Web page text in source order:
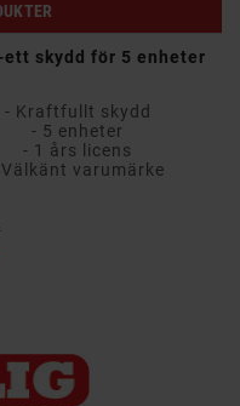
skydd för 5 enheter
- Kraftfullt skydd
- 5 enheter
- 1 års licens
varumärke